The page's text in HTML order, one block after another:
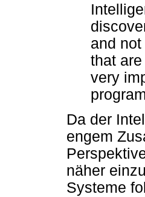
and
that
very
Da der
engem
näher
Systeme